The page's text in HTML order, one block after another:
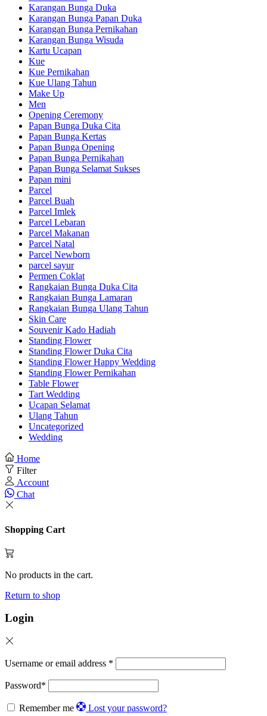
Karangan Bunga Duka
Karangan Bunga Papan Duka
Karangan Bunga Pernikahan
Karangan Bunga Wisuda
Kartu Ucapan
Kue
Kue Pernikahan
Kue Ulang Tahun
Make Up
Men
Opening Ceremony
Papan Bunga Duka Cita
Papan Bunga Kertas
Papan Bunga Opening
Papan Bunga Pernikahan
Papan Bunga Selamat Sukses
Papan mini
Parcel
Parcel Buah
Parcel Imlek
Parcel Lebaran
Parcel Makanan
Parcel Natal
Parcel Newborn
parcel sayur
Permen Coklat
Rangkaian Bunga Duka Cita
Rangkaian Bunga Lamaran
Rangkaian Bunga Ulang Tahun
Skin Care
Souvenir Kado Hadiah
Standing Flower
Standing Flower Duka Cita
Standing Flower Happy Wedding
Standing Flower Pernikahan
Table Flower
Tart Wedding
Ucapan Selamat
Ulang Tahun
Uncategorized
Wedding
Home
Filter
Account
Chat
Shopping Cart
No products in the cart.
Return to shop
Login
Username or email address *
Password*
Remember me Lost your password?